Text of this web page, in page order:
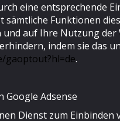
eine entsprechende
sämtliche Funktionen
auf Ihre Nutzung
indem sie
gaoptout?hl=de.
Adsense
Dienst zum